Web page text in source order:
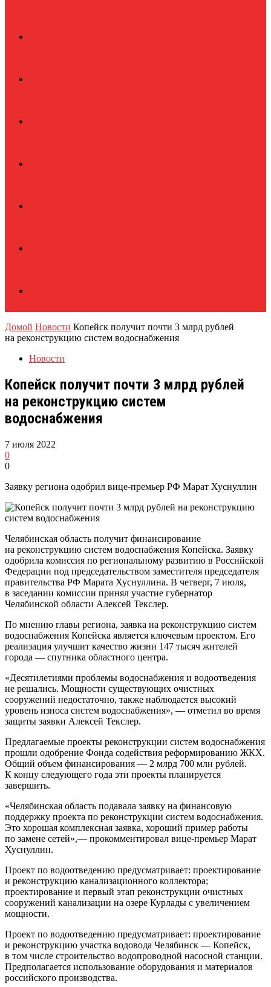
Домой Новости Копейск получит почти 3 млрд рублей
на реконструкцию систем водоснабжения
Новости
Копейск получит почти 3 млрд рублей
на реконструкцию систем
водоснабжения
7 июля 2022
0
0
Заявку региона одобрил вице‑премьер РФ Марат Хуснуллин
Челябинская область получит финансирование
на реконструкцию систем водоснабжения Копейска. Заявку
одобрила комиссия по региональному развитию в Российской
Федерации под председательством заместителя председателя
правительства РФ Марата Хуснуллина. В четверг, 7 июля,
в заседании комиссии принял участие губернатор
Челябинской области Алексей Текслер.
По мнению главы региона, заявка на реконструкцию систем
водоснабжения Копейска является ключевым проектом. Его
реализация улучшит качество жизни 147 тысяч жителей
города — спутника областного центра.
«Десятилетиями проблемы водоснабжения и водоотведения
не решались. Мощности существующих очистных
сооружений недостаточно, также наблюдается высокий
уровень износа систем водоснабжения», — отметил во время
защиты заявки Алексей Текслер.
Предлагаемые проекты реконструкции систем водоснабжения
прошли одобрение Фонда содействия реформированию ЖКХ.
Общий объем финансирования — 2 млрд 700 млн рублей.
К концу следующего года эти проекты планируется
завершить.
«Челябинская область подавала заявку на финансовую
поддержку проекта по реконструкции систем водоснабжения.
Это хорошая комплексная заявка, хороший пример работы
по замене сетей»,— прокомментировал вице-премьер Марат
Хуснуллин.
Проект по водоотведению предусматривает: проектирование
и реконструкцию канализационного коллектора;
проектирование и первый этап реконструкции очистных
сооружений канализации на озере Курлады с увеличением
мощности.
Проект по водоотведению предусматривает: проектирование
и реконструкцию участка водовода Челябинск — Копейск,
в том числе строительство водопроводной насосной станции.
Предполагается использование оборудования и материалов
российского производства.